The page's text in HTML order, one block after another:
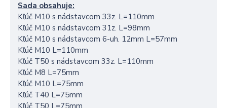
Sada obsahuje:
Kľúč M10 s nádstavcom 33z. L=110mm
Kľúč M10 s nádstavcom 31z. L=98mm
Kľúč M10 s nádstavcom 6-uh. 12mm L=57mm
Kľúč M10 L=110mm
Kľúč T50 s nádstavcom 33z. L=110mm
Kľúč M8 L=75mm
Kľúč M10 L=75mm
Kľúč T40 L=75mm